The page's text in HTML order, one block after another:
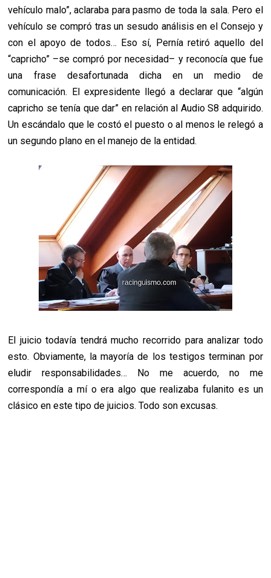
vehículo malo”, aclaraba para pasmo de toda la sala. Pero el
vehículo se compró tras un sesudo análisis en el Consejo y
con el apoyo de todos… Eso sí, Pernía retiró aquello del
“capricho” –se compró por necesidad– y reconocía que fue
una frase desafortunada dicha en un medio de
comunicación. El expresidente llegó a declarar que “algún
capricho se tenía que dar” en relación al Audio S8 adquirido.
Un escándalo que le costó el puesto o al menos le relegó a
un segundo plano en el manejo de la entidad.
El juicio todavía tendrá mucho recorrido para analizar todo
esto. Obviamente, la mayoría de los testigos terminan por
eludir responsabilidades… No me acuerdo, no me
correspondía a mí o era algo que realizaba fulanito es un
clásico en este tipo de juicios. Todo son excusas.